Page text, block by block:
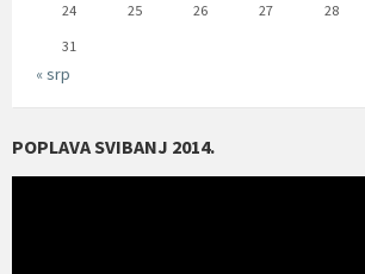
24
25 26 27 28
31
« srp
POPLAVA SVIBANJ 2014.